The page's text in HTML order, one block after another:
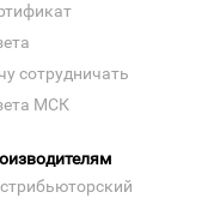
сотрудничать
МСК